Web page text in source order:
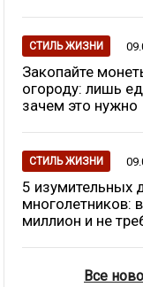
СТИЛЬ ЖИЗНИ
Закопайте
огороду: лишь
зачем это нужно
СТИЛЬ ЖИЗНИ
5 изумительных
многолетников:
миллион и не
Все